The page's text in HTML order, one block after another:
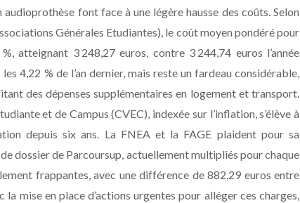
font face à une légère hausse des coûts. Selon
Générales Etudiantes), le coût moyen pondéré pour
atteignant 3 248,27 euros, contre 3 244,74 euros l’année
4,22 % de l’an dernier, mais reste un fardeau considérable,
des dépenses supplémentaires en logement et transport.
et de Campus (CVEC), indexée sur l’inflation, s’élève à
depuis six ans. La FNEA et la FAGE plaident pour sa
dossier de Parcoursup, actuellement multipliés pour chaque
frappantes, avec une différence de 882,29 euros entre
mise en place d’actions urgentes pour alléger ces charges,